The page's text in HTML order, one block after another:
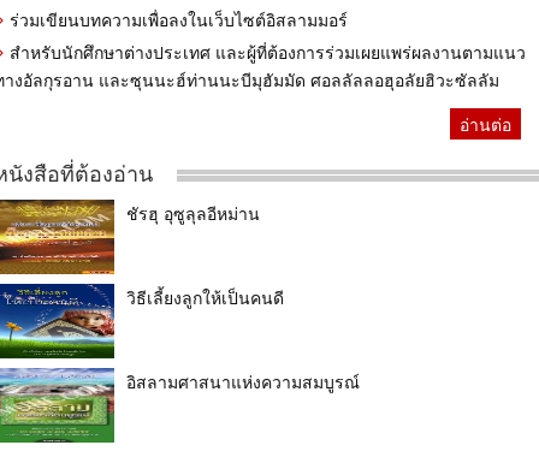
ร่วมเขียนบทความเพื่อลงในเว็บไซต์อิสลามมอร์
สำหรับนักศึกษาต่างประเทศ และผู้ที่ต้องการร่วมเผยแพร่ผลงานตามแนว
างอัลกุรอาน และซุนนะฮ์ท่านนะบีมุฮัมมัด ศอลลัลลอฮุอลัยฮิวะซัลลัม
อ่านต่อ
นังสือที่ต้องอ่าน
ชัรฮุ อุซูลุลอีหม่าน
วิธีเลี้ยงลูกให้เป็นคนดี
อิสลามศาสนาแห่งความสมบูรณ์